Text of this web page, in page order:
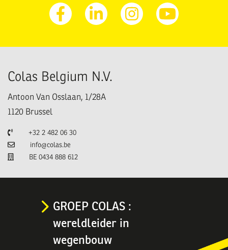
FacebookLinkedinInstagramYoutube
Colas Belgium N.V.
Antoon Van Osslaan, 1/28A
1120 Brussel
Telefoon+32 2 482 06 30
E-mailinfo@colas.be
BE 0434 888 612
GROEP COLAS :
wereldleider in
wegenbouw